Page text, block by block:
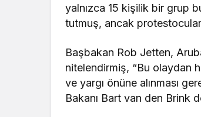
yalnızca 15 kişilik bir grup
tutmuş, ancak
Başbakan Rob Jetten,
nitelendirmiş, “Bu olaydan
ve yargı önüne alınması
Bakanı Bart van den Brink